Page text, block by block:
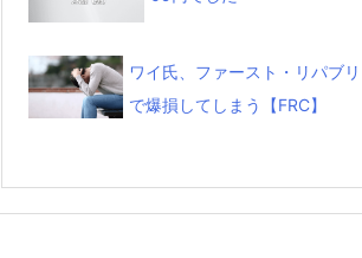
ワイ氏、ファースト・リパブ
で爆損してしまう【FRC】